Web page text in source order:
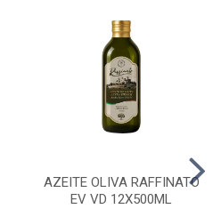
AZEITE OLIVA RAFFINATO
EV VD 12X500ML